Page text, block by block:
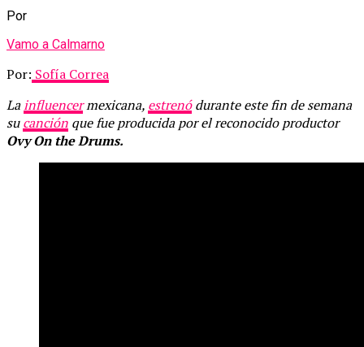
Por
Vamo a Calmarno
Por: Sofía Correa
Lainfluencermexicana, estrenódurante este fin de semana
sucanción que fue producida por el reconocido productor
Ovy On the Drums.